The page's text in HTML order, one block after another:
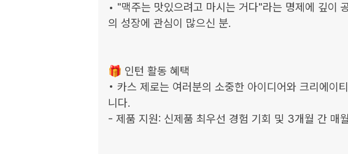
• "맥주는 맛있으려고 마시는 거다"라는 명제에 깊이
의 성장에 관심이 많으신 분.
🎁 인턴 활동 혜택
• 카스 제로는 여러분의 소중한 아이디어와 크리에이
니다.
- 제품 지원: 신제품 최우선 경험 기회 및 3개월 간 매